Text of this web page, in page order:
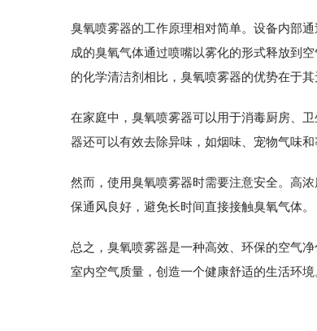
臭氧喷雾器的工作原理相对简单。设备内部
成的臭氧气体通过喷嘴以雾化的形式释放到
的化学清洁剂相比，臭氧喷雾器的优势在于
在家庭中，臭氧喷雾器可以用于消毒厨房、
器还可以有效去除异味，如烟味、宠物气味和
然而，使用臭氧喷雾器时需要注意安全。高
保通风良好，避免长时间直接接触臭氧气体。
总之，臭氧喷雾器是一种高效、环保的空气
室内空气质量，创造一个健康舒适的生活环境